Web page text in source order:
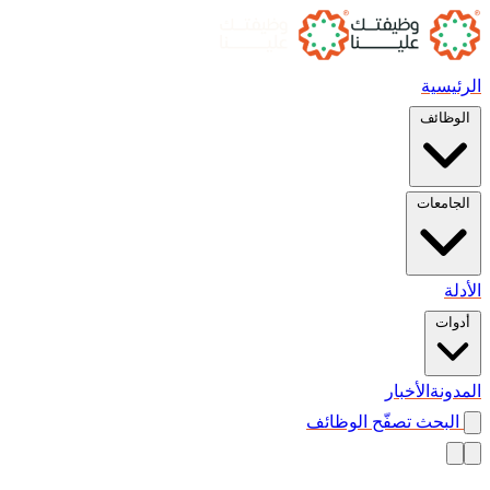
الرئيسية
الوظائف
الجامعات
الأدلة
أدوات
المدونة الأخبار
البحث تصفّح الوظائف